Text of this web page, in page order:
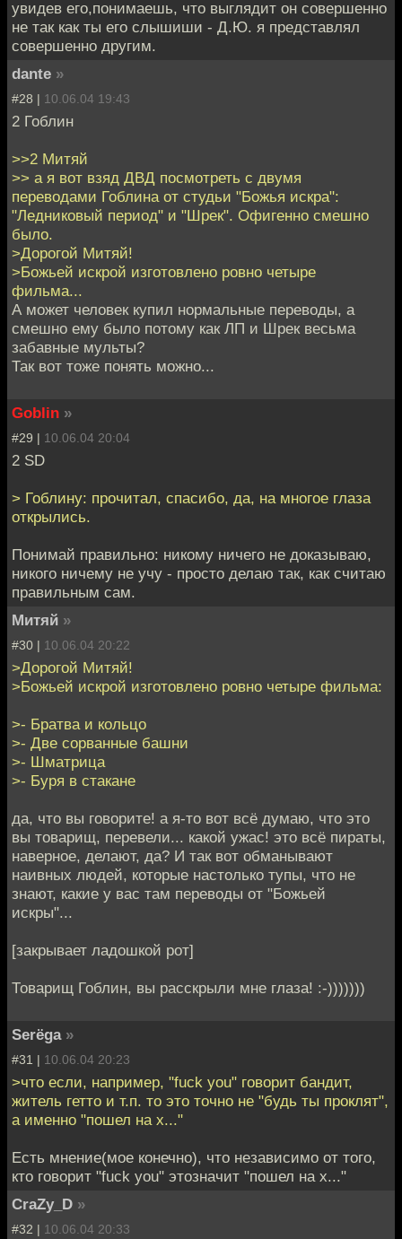
увидев его,понимаешь, что выглядит он совершенно
не так как ты его слышиши - Д.Ю. я представлял
совершенно другим.
dante »
#28 | 10.06.04 19:43
2 Гоблин
>>2 Митяй
>> а я вот взяд ДВД посмотреть с двумя
переводами Гоблина от студьи "Божья искра":
"Ледниковый период" и "Шрек". Офигенно смешно
было.
>Дорогой Митяй!
>Божьей искрой изготовлено ровно четыре
фильма...
А может человек купил нормальные переводы, а
смешно ему было потому как ЛП и Шрек весьма
забавные мульты?
Так вот тоже понять можно...
Goblin »
#29 | 10.06.04 20:04
2 SD
> Гоблину: прочитал, спасибо, да, на многое глаза
открылись.
Понимай правильно: никому ничего не доказываю,
никого ничему не учу - просто делаю так, как считаю
правильным сам.
Митяй »
#30 | 10.06.04 20:22
>Дорогой Митяй!
>Божьей искрой изготовлено ровно четыре фильма:
>- Братва и кольцо
>- Две сорванные башни
>- Шматрица
>- Буря в стакане
да, что вы говорите! а я-то вот всё думаю, что это
вы товарищ, перевели... какой ужас! это всё пираты,
наверное, делают, да? И так вот обманывают
наивных людей, которые настолько тупы, что не
знают, какие у вас там переводы от "Божьей
искры"...
[закрывает ладошкой рот]
Товарищ Гоблин, вы расскрыли мне глаза! :-)))))))
Serёga »
#31 | 10.06.04 20:23
>что если, например, "fuck you" говорит бандит,
житель гетто и т.п. то это точно не "будь ты проклят",
а именно "пошел на х..."
Есть мнение(мое конечно), что независимо от того,
кто говорит "fuck you" этозначит "пошел на х..."
CraZy_D »
#32 | 10.06.04 20:33